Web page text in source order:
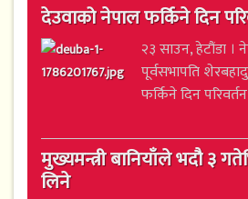
देउवाको नेपाल फर्किने दिन
२३ साउन, हेटौंडा ।
पूर्वसभापति
फर्किने दिन
मुख्यमन्त्री बानियाँले भदौ ३
लिने